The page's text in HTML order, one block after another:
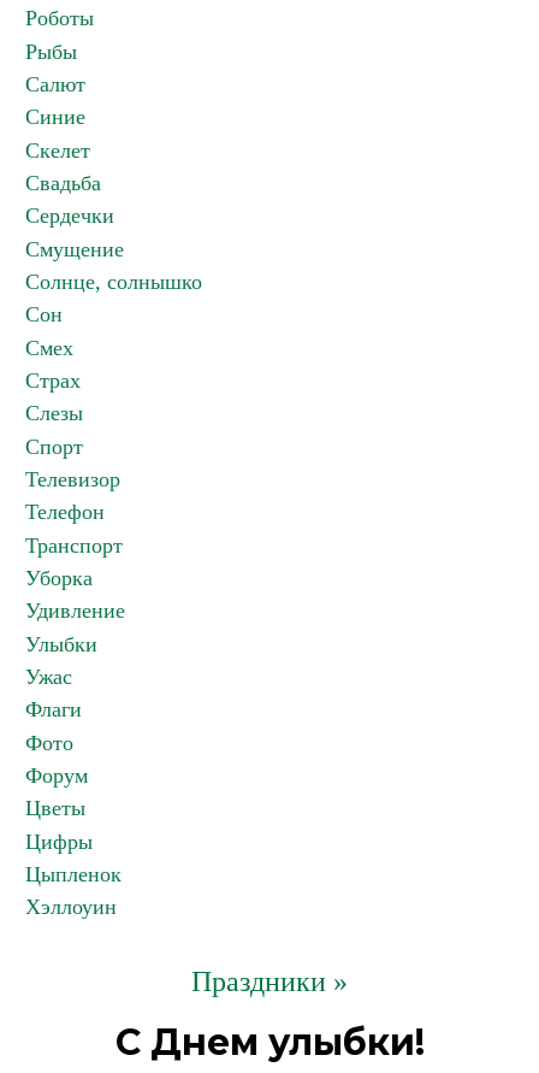
Роботы
Рыбы
Салют
Синие
Скелет
Свадьба
Сердечки
Смущение
Солнце, солнышко
Сон
Смех
Страх
Слезы
Спорт
Телевизор
Телефон
Транспорт
Уборка
Удивление
Улыбки
Ужас
Флаги
Фото
Форум
Цветы
Цифры
Цыпленок
Хэллоуин
Праздники »
С Днем улыбки!